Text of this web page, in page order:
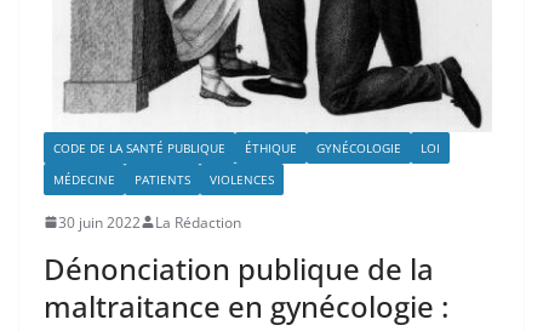
CODE DE LA SANTÉ PUBLIQUE ÉTHIQUE GYNÉCOLOGIE
LOI
MÉDECINE
PATIENTS VIOLENCES
30 juin 2022 La Rédaction
Dénonciation publique de la
maltraitance en gynécologie :